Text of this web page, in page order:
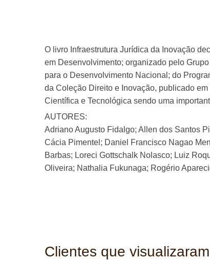
O livro Infraestrutura Jurídica da Inovação
em Desenvolvimento; organizado pelo
para o Desenvolvimento Nacional; do
da Coleção Direito e Inovação, publicado
Científica e Tecnológica sendo uma
AUTORES:
Adriano Augusto Fidalgo; Allen dos Santos
Cácia Pimentel; Daniel Francisco Nagao
Barbas; Loreci Gottschalk Nolasco; Luiz
Oliveira; Nathalia Fukunaga; Rogério
Clientes que